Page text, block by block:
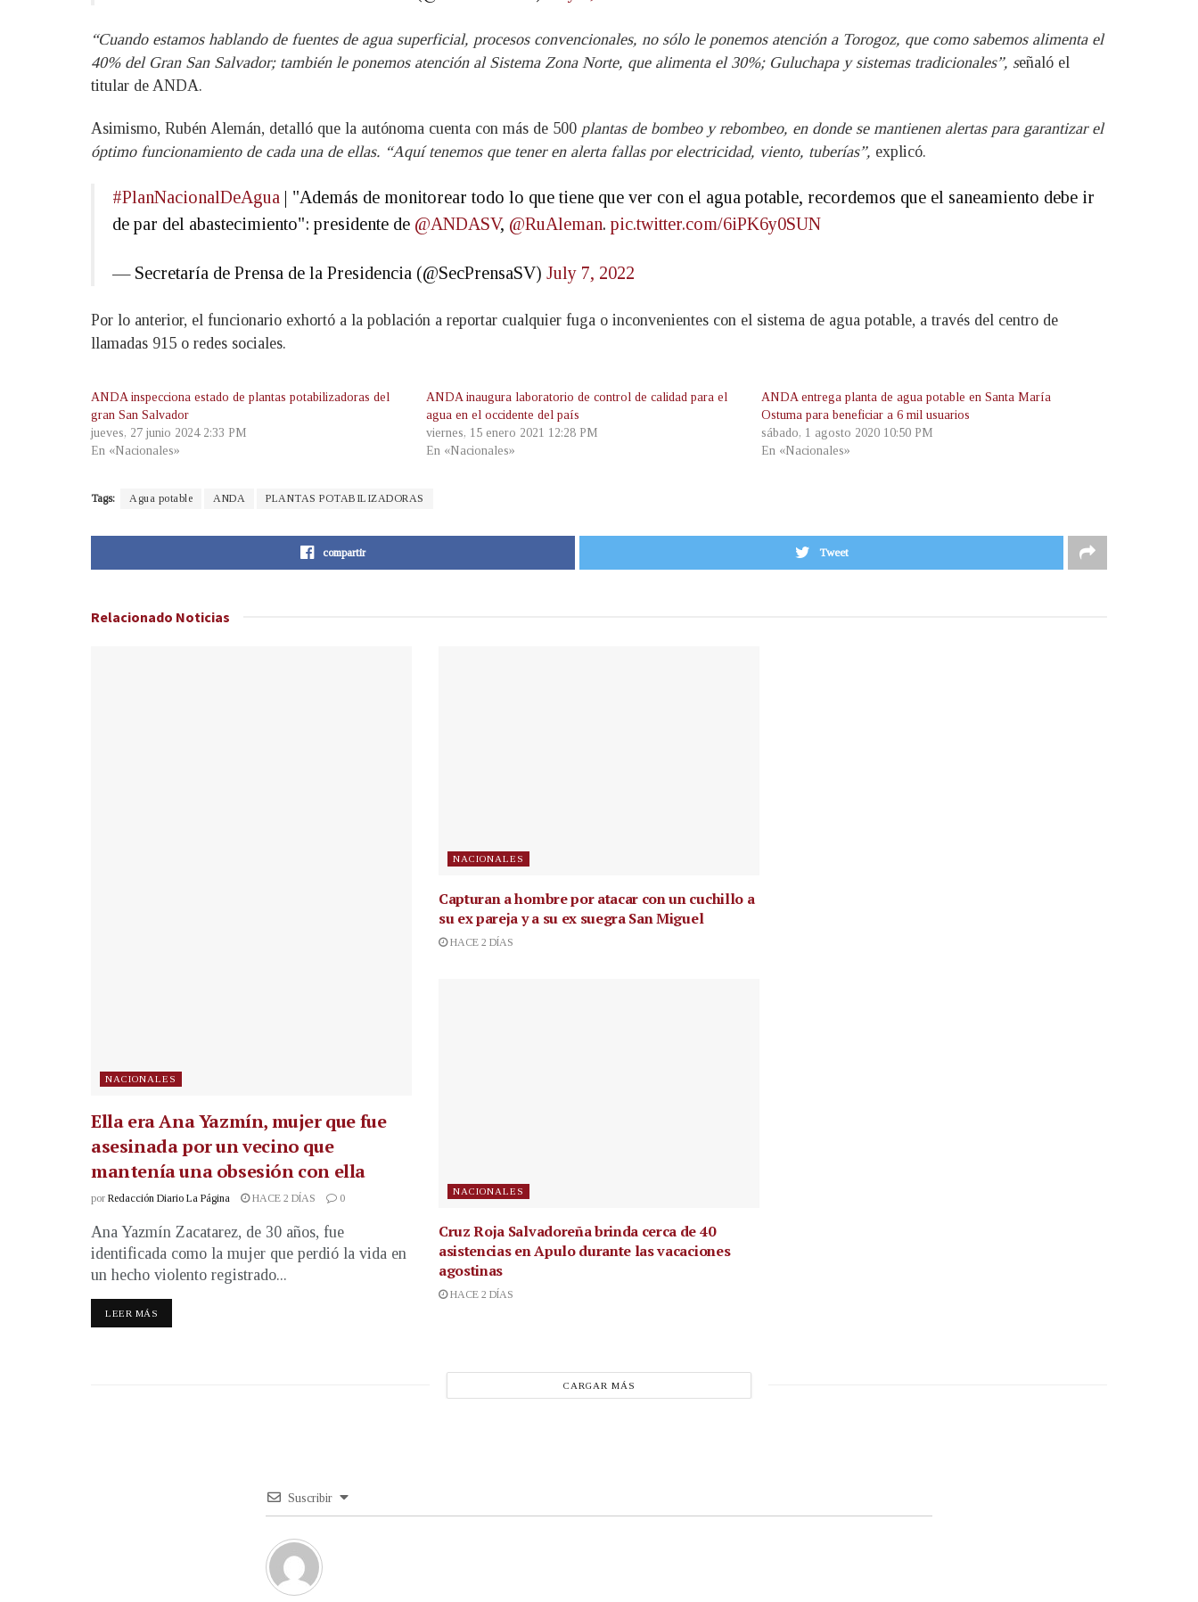
“Cuando estamos hablando de fuentes de agua superficial, procesos convencionales, no sólo le ponemos atención a Torogoz, que como sabemos alimenta el
40% del Gran San Salvador; también le ponemos atención al Sistema Zona Norte, que alimenta el 30%; Guluchapa y sistemas tradicionales”, señaló el
titular de ANDA.
Asimismo, Rubén Alemán, detalló que la autónoma cuenta con más de 500 plantas de bombeo y rebombeo, en donde se mantienen alertas para garantizar el
óptimo funcionamiento de cada una de ellas. “Aquí tenemos que tener en alerta fallas por electricidad, viento, tuberías”, explicó.
#PlanNacionalDeAgua | "Además de monitorear todo lo que tiene que ver con el agua potable, recordemos que el saneamiento debe ir
de par del abastecimiento": presidente de @ANDASV, @RuAleman. pic.twitter.com/6iPK6y0SUN
— Secretaría de Prensa de la Presidencia (@SecPrensaSV) July 7, 2022
Por lo anterior, el funcionario exhortó a la población a reportar cualquier fuga o inconvenientes con el sistema de agua potable, a través del centro de
llamadas 915 o redes sociales.
ANDA inspecciona estado de plantas potabilizadoras del
gran San Salvador
jueves, 27 junio 2024 2:33 PM
En «Nacionales»
ANDA inaugura laboratorio de control de calidad para el
agua en el occidente del país
viernes, 15 enero 2021 12:28 PM
En «Nacionales»
ANDA entrega planta de agua potable en Santa María
Ostuma para beneficiar a 6 mil usuarios
sábado, 1 agosto 2020 10:50 PM
En «Nacionales»
Tags: Agua potable ANDA PLANTAS POTABILIZADORAS
compartir Tweet
Relacionado Noticias
NACIONALES
Ella era Ana Yazmín, mujer que fue
asesinada por un vecino que
mantenía una obsesión con ella
por Redacción Diario La Página HACE 2 DÍAS 0
Ana Yazmín Zacatarez, de 30 años, fue
identificada como la mujer que perdió la vida en
un hecho violento registrado...
LEER MÁS
NACIONALES
Capturan a hombre por atacar con un cuchillo a
su ex pareja y a su ex suegra San Miguel
HACE 2 DÍAS
NACIONALES
Cruz Roja Salvadoreña brinda cerca de 40
asistencias en Apulo durante las vacaciones
agostinas
HACE 2 DÍAS
CARGAR MÁS
Suscribir